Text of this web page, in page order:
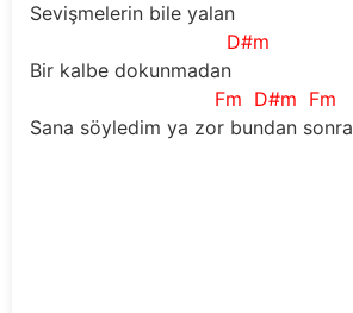
Sevişmelerin bile yalan
D#m
Bir kalbe dokunmadan
Fm D#m Fm
Sana söyledim ya zor bundan sonra